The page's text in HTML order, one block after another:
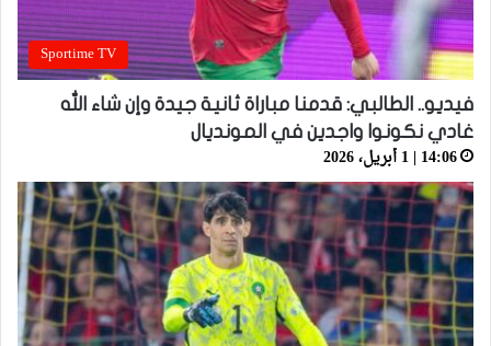
Sportime TV
فيديو.. الطالبي: قدمنا مباراة ثانية جيدة وإن شاء الله
غادي نكونوا واجدين في المونديال
14:06 | 1 أبريل، 2026